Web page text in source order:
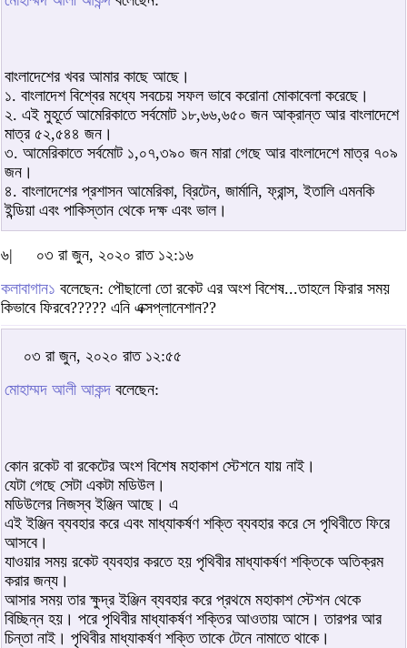
বাংলাদেশের খবর আমার কাছে আছে।
১. বাংলাদেশ বিশ্বের মধ্যে সবচেয় সফল ভাবে করোনা মোকাবেলা করেছে।
২. এই মুহূর্তে আমেরিকাতে সর্বমোট ১৮,৬৬,৬৫০ জন আক্রান্ত আর বাংলাদেশে
মাত্র ৫২,৫৪৪ জন।
৩. আমেরিকাতে সর্বমোট ১,০৭,৩৯০ জন মারা গেছে আর বাংলাদেশে মাত্র ৭০৯
জন।
৪. বাংলাদেশের প্রশাসন আমেরিকা, ব্রিটেন, জার্মানি, ফ্রান্স, ইতালি এমনকি
ইন্ডিয়া এবং পাকিস্তান থেকে দক্ষ এবং ভাল।
৬|
০৩ রা জুন, ২০২০ রাত ১২:১৬
কলাবাগান১ বলেছেন: পৌছালো তো রকেট এর অংশ বিশেষ...তাহলে ফিরার সময়
কিভাবে ফিরবে????? এনি এক্সপ্লানেশান??
০৩ রা জুন, ২০২০ রাত ১২:৫৫
মোহাম্মদ আলী আকন্দ বলেছেন:
কোন রকেট বা রকেটের অংশ বিশেষ মহাকাশ স্টেশনে যায় নাই।
যেটা গেছে সেটা একটা মডিউল।
মডিউলের নিজস্ব ইঞ্জিন আছে। এ
এই ইঞ্জিন ব্যবহার করে এবং মাধ্যাকর্ষণ শক্তি ব্যবহার করে সে পৃথিবীতে ফিরে
আসবে।
যাওয়ার সময় রকেট ব্যবহার করতে হয় পৃথিবীর মাধ্যাকর্ষণ শক্তিকে অতিক্রম
করার জন্য।
আসার সময় তার ক্ষুদ্র ইঞ্জিন ব্যবহার করে প্রথমে মহাকাশ স্টেশন থেকে
বিচ্ছিন্ন হয়। পরে পৃথিবীর মাধ্যাকর্ষণ শক্তির আওতায় আসে। তারপর আর
চিন্তা নাই। পৃথিবীর মাধ্যাকর্ষণ শক্তি তাকে টেনে নামাতে থাকে।